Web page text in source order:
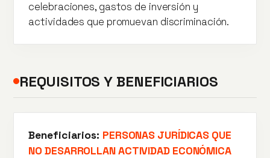
celebraciones, gastos de inversión y
actividades que promuevan discriminación.
REQUISITOS Y BENEFICIARIOS
Beneficiarios: PERSONAS JURÍDICAS QUE
NO DESARROLLAN ACTIVIDAD ECONÓMICA